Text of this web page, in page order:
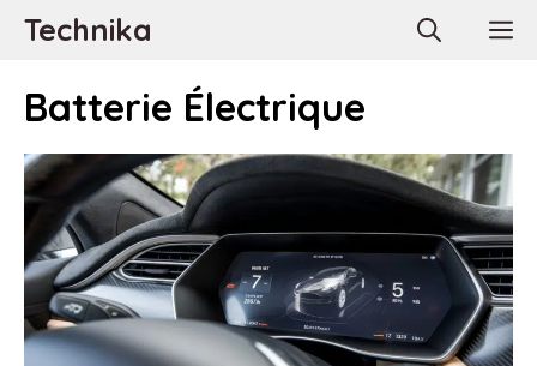
AllerTechnika
Batterie Électrique